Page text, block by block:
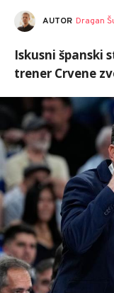
AUTOR Dragan
Iskusni španski
trener Crvene